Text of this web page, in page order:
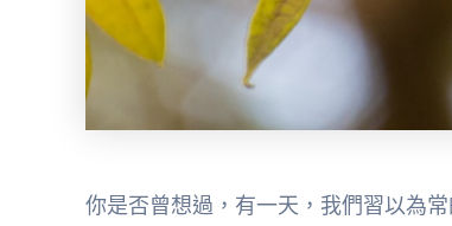
你是否曾想過，有一天，我們習以為